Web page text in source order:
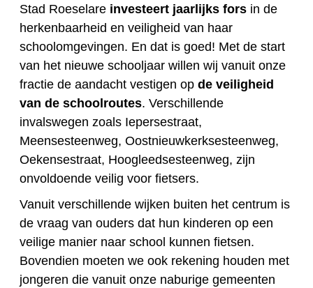
Stad Roeselare investeert jaarlijks fors in de
herkenbaarheid en veiligheid van haar
schoolomgevingen. En dat is goed! Met de start
van het nieuwe schooljaar willen wij vanuit onze
fractie de aandacht vestigen op de veiligheid
van de schoolroutes. Verschillende
invalswegen zoals Iepersestraat,
Meensesteenweg, Oostnieuwkerksesteenweg,
Oekensestraat, Hoogleedsesteenweg, zijn
onvoldoende veilig voor fietsers.
Vanuit verschillende wijken buiten het centrum is
de vraag van ouders dat hun kinderen op een
veilige manier naar school kunnen fietsen.
Bovendien moeten we ook rekening houden met
jongeren die vanuit onze naburige gemeenten